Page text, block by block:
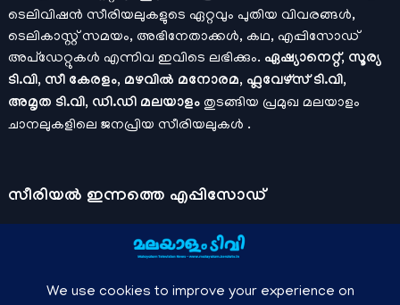
ടെലിവിഷൻ സീരിയലുകളുടെ ഏറ്റവും പുതിയ വിവരങ്ങൾ,
ടെലികാസ്റ്റ് സമയം, അഭിനേതാക്കൾ, കഥ, എപ്പിസോഡ്
അപ്ഡേറ്റുകൾ എന്നിവ ഇവിടെ ലഭിക്കും. ഏഷ്യാനെറ്റ്, സൂര്യ
ടി.വി, സീ കേരളം, മഴവിൽ മനോരമ, ഫ്ലവേഴ്സ് ടി.വി,
അമൃത ടി.വി, ഡി.ഡി മലയാളം തുടങ്ങിയ പ്രമുഖ മലയാളം
ചാനലുകളിലെ ജനപ്രിയ സീരിയലുകൾ .
സീരിയല്‍ ഇന്നത്തെ എപ്പിസോഡ്
ചാനലുകളുടെ ഔദ്യോഗിക മൊബൈല്‍ ആപ്പുകള്‍ , ഒഫിഷ്യല്‍
യൂട്യൂബ് ചാനല്‍ ഇവ ഉപയോഗപ്പെടുത്തി കഴിഞ്ഞുപോയ